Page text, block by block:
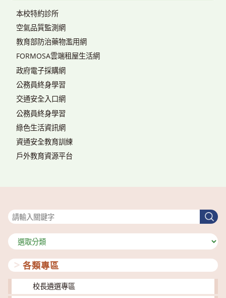
本校特約診所
空氣品質監測網
教育部防治藥物濫用網
FORMOSA雲端租屋生活網
政府電子採購網
公務員終身學習
交通安全入口網
公務員終身學習
綠色生活資訊網
資通安全教育訓練
戶外教育資源平台
搜
尋
分
類
各類專區
校長遴選專區